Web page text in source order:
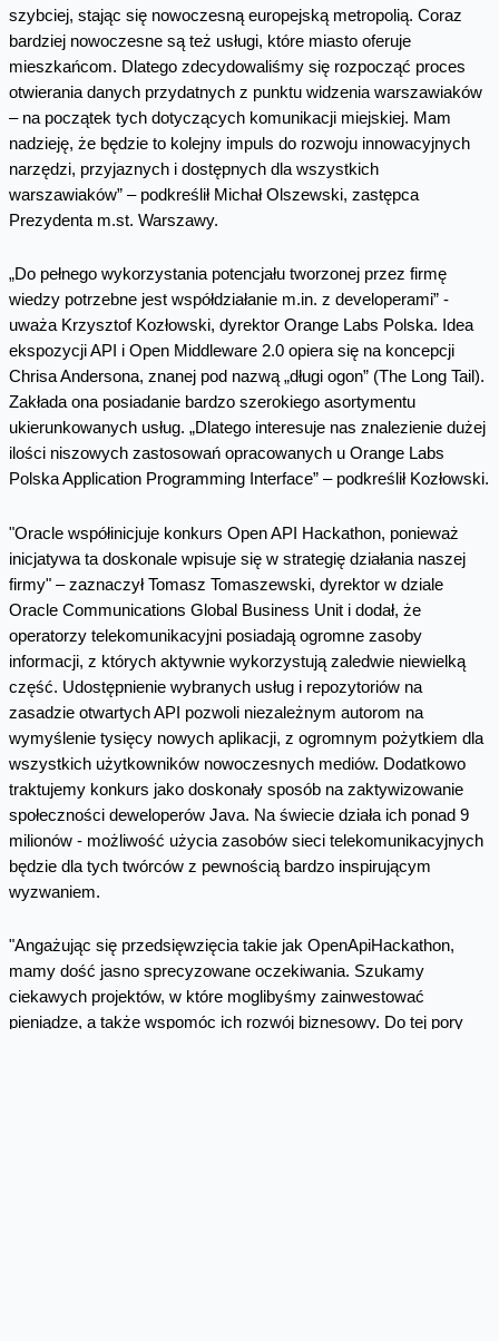
szybciej, stając się nowoczesną europejską metropolią. Coraz
bardziej nowoczesne są też usługi, które miasto oferuje
mieszkańcom. Dlatego zdecydowaliśmy się rozpocząć proces
otwierania danych przydatnych z punktu widzenia warszawiaków
– na początek tych dotyczących komunikacji miejskiej. Mam
nadzieję, że będzie to kolejny impuls do rozwoju innowacyjnych
narzędzi, przyjaznych i dostępnych dla wszystkich
warszawiaków” – podkreślił Michał Olszewski, zastępca
Prezydenta m.st. Warszawy.
„Do pełnego wykorzystania potencjału tworzonej przez firmę
wiedzy potrzebne jest współdziałanie m.in. z developerami” -
uważa Krzysztof Kozłowski, dyrektor Orange Labs Polska. Idea
ekspozycji API i Open Middleware 2.0 opiera się na koncepcji
Chrisa Andersona, znanej pod nazwą „długi ogon” (The Long Tail).
Zakłada ona posiadanie bardzo szerokiego asortymentu
ukierunkowanych usług. „Dlatego interesuje nas znalezienie dużej
ilości niszowych zastosowań opracowanych u Orange Labs
Polska Application Programming Interface” – podkreślił Kozłowski.
"Oracle współinicjuje konkurs Open API Hackathon, ponieważ
inicjatywa ta doskonale wpisuje się w strategię działania naszej
firmy" – zaznaczył Tomasz Tomaszewski, dyrektor w dziale
Oracle Communications Global Business Unit i dodał, że
operatorzy telekomunikacyjni posiadają ogromne zasoby
informacji, z których aktywnie wykorzystują zaledwie niewielką
część. Udostępnienie wybranych usług i repozytoriów na
zasadzie otwartych API pozwoli niezależnym autorom na
wymyślenie tysięcy nowych aplikacji, z ogromnym pożytkiem dla
wszystkich użytkowników nowoczesnych mediów. Dodatkowo
traktujemy konkurs jako doskonały sposób na zaktywizowanie
społeczności deweloperów Java. Na świecie działa ich ponad 9
milionów - możliwość użycia zasobów sieci telekomunikacyjnych
będzie dla tych twórców z pewnością bardzo inspirującym
wyzwaniem.
"Angażując się przedsięwzięcia takie jak OpenApiHackathon,
mamy dość jasno sprecyzowane oczekiwania. Szukamy
ciekawych projektów, w które moglibyśmy zainwestować
pieniądze, a także wspomóc ich rozwój biznesowy. Do tej pory